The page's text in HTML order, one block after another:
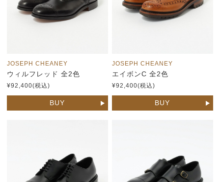
JOSEPH CHEANEY
ウィルフレッド 全2色
¥92,400(税込)
BUY
JOSEPH CHEANEY
エイボンC 全2色
¥92,400(税込)
BUY